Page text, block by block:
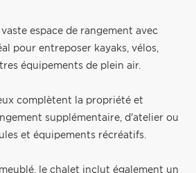
espace de rangement avec
pour entreposer kayaks, vélos,
équipements de plein air.
complètent la propriété et
supplémentaire, d'atelier ou
et équipements récréatifs.
le chalet inclut également un